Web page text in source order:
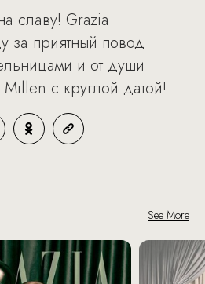
славу! Grazia
за приятный повод
и от души
с круглой датой!
See More